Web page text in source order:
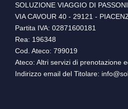
SOLUZIONE VIAGGIO DI
VIA CAVOUR 40 - 29121 -
Partita IVA: 02871600181
Rea: 196348
Cod. Ateco: 799019
Ateco: Altri servizi di prenotazione
Indirizzo email del Titolare: